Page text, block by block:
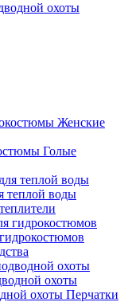
охоты
Женские
Голые
теплой воды
охоты
Перчатки